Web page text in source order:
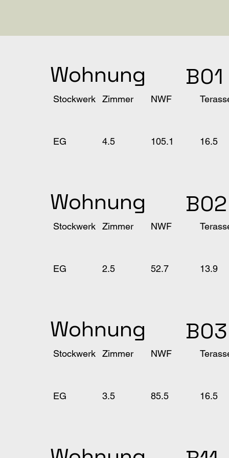
Wohnung B01
Stockwerk
EG
NWF
105.1 16.5
Zimmer
4.5
Wohnung B02
Stockwerk
EG
NWF
52.7 13.9
Zimmer
2.5
Wohnung B03
Stockwerk
EG
NWF
85.5 16.5
Zimmer
3.5